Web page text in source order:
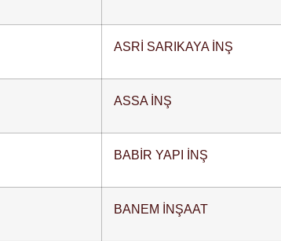
ASRİ SARIKAYA İNŞ
ASSA İNŞ
BABİR YAPI İNŞ
BANEM İNŞAAT